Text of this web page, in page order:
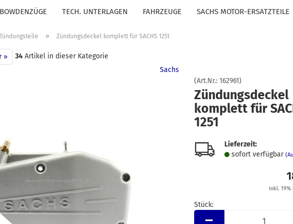
Konto erstellen
BOWDENZÜGE TECH. UNTERLAGEN FAHRZEUGE SACHS MOTOR-ERSATZTEILE
» Zündungsdeckel komplett für SACHS 1251
» 34 Artikel in dieser Kategorie
Sachs
(Art.Nr.: 162961)
Zündungsdeckel
komplett für
1251
Lieferzeit:
sofort verfügbar
inkl. 19%
Stück:
Stück